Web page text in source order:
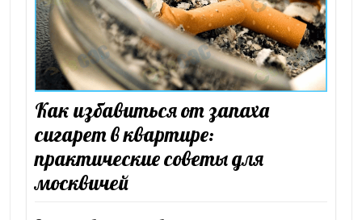
Как избавиться от запаха
сигарет в квартире:
практические советы для
москвичей